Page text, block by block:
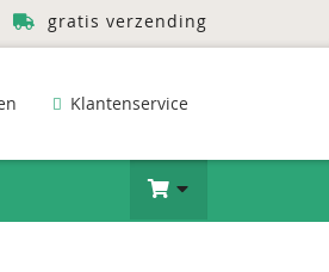
gratis verzending
Klantenservice